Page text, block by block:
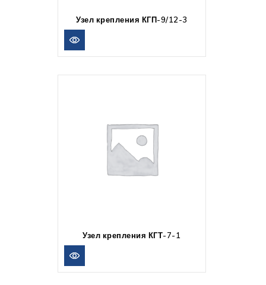
Узел крепления КГП-9/12-3
Узел крепления КГТ-7-1